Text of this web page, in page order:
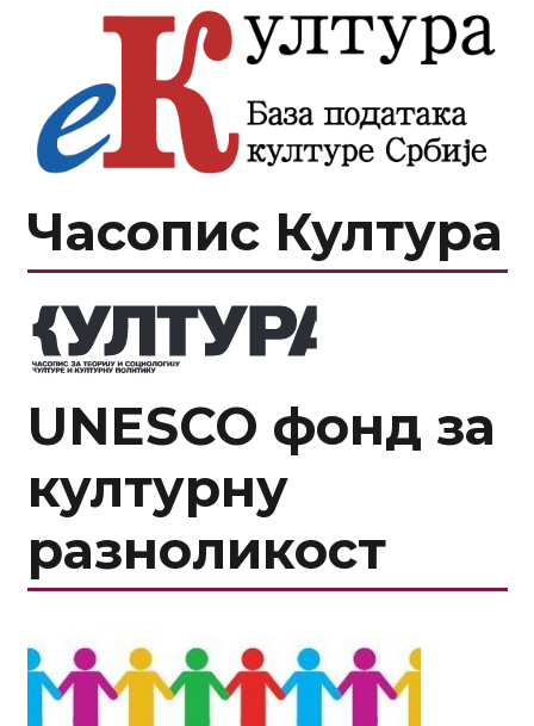
Часопис Култура
UNESCO фонд за
културну
разноликост